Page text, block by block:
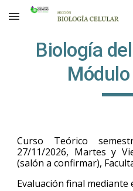
Skip to main content
Biología
Curso Teórico
27/11/2026, Martes y
(salón a confirmar),
Evaluación final mediante